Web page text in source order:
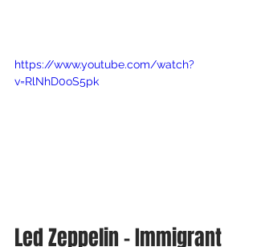
https://www.youtube.com/watch?
v=RlNhD0oS5pk
Led Zeppelin - Immigrant